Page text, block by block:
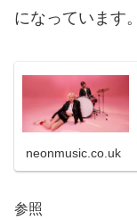
になっています。
neonmusic.co.uk
参照